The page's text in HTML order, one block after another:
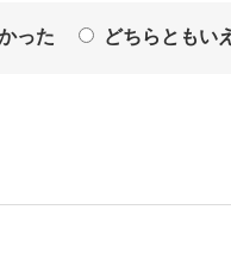
った どちらともい